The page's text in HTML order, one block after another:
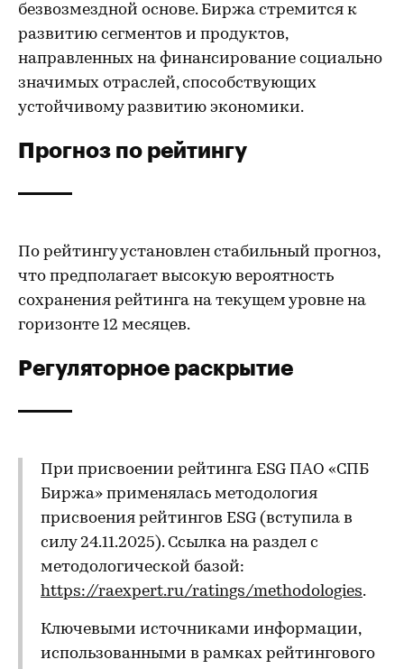
безвозмездной основе. Биржа стремится к
развитию сегментов и продуктов,
направленных на финансирование социально
значимых отраслей, способствующих
устойчивому развитию экономики.
Прогноз по рейтингу
По рейтингу установлен стабильный прогноз,
что предполагает высокую вероятность
сохранения рейтинга на текущем уровне на
горизонте 12 месяцев.
Регуляторное раскрытие
При присвоении рейтинга ESG ПАО «СПБ
Биржа» применялась методология
присвоения рейтингов ESG (вступила в
силу 24.11.2025). Ссылка на раздел с
методологической базой:
https://raexpert.ru/ratings/methodologies.
Ключевыми источниками информации,
использованными в рамках рейтингового